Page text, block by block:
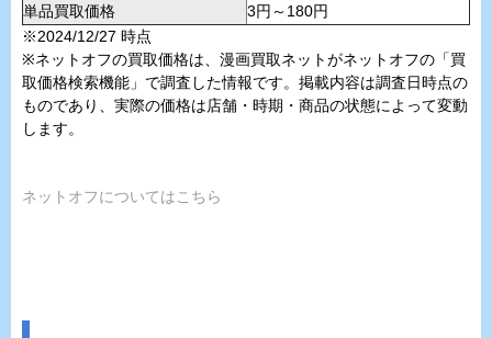
単品買取価格
3円～180円
※2024/12/27 時点
※ネットオフの買取価格は、漫画買取ネットがネットオフの「買
取価格検索機能」で調査した情報です。掲載内容は調査日時点の
ものであり、実際の価格は店舗・時期・商品の状態によって変動
します。
ネットオフについてはこちら